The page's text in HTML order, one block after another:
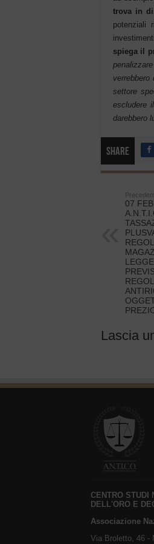
trova in
potenziali
spiega il
settore
escludere
darebbero
Share
07
Lascia
CENTRO STUDI
DELL'ORO E
Associazione
Via Broletto, 46 -